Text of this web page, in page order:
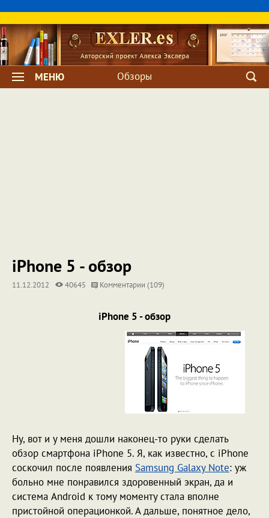
МЕНЮ Обзоры
iPhone 5 - обзор
11.12.2012 40645 Комментарии (109)
iPhone 5 - обзор
Ну, вот и у меня дошли наконец-то руки сделать
обзор смартфона iPhone 5. Я, как известно, с iPhone
соскочил после появления Samsung Galaxy Note: уж
больно мне понравился здоровенный экран, да и
система Android к тому моменту стала вполне
пристойной операционкой. А дальше, понятное дело,